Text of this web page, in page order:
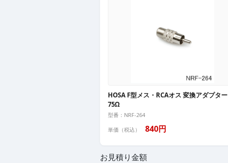
HOSA F型メス・RCAオス 変換アダプター
75Ω
型番：NRF-264
単価（税込）
840円
お見積り金額